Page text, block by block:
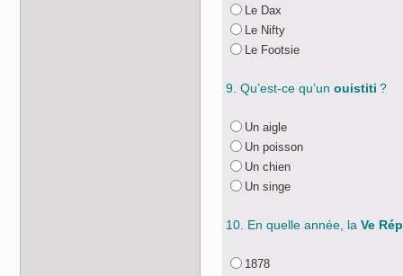
Le Dax
Le Nifty
Le Footsie
9. Qu’est-ce qu’un ouistiti ?
Un aigle
Un poisson
Un chien
Un singe
10. En quelle année, la Ve
1878